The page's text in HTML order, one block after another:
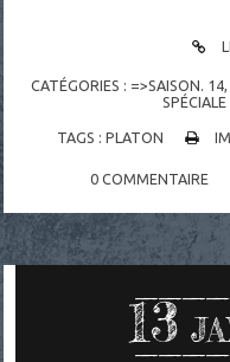
CATÉGORIES : =>SAISON. 14,
TAGS : PLATON
0 COMMENTAIRE
13